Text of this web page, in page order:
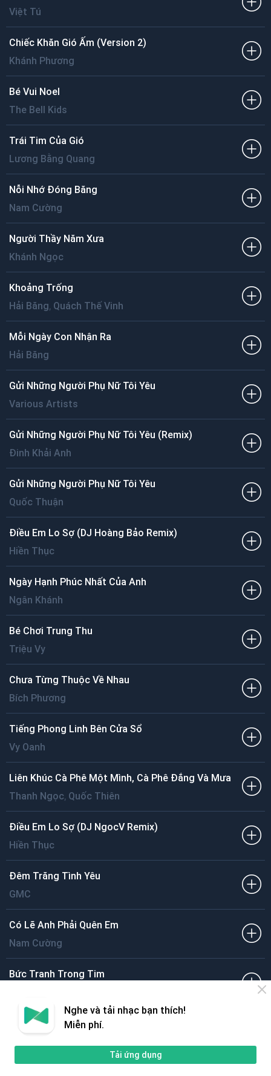
Việt Tú
Chiếc Khăn Gió Ấm (Version 2)
Khánh Phương
Bé Vui Noel
The Bell Kids
Trái Tim Của Gió
Lương Bằng Quang
Nỗi Nhớ Đóng Băng
Nam Cường
Người Thầy Năm Xưa
Khánh Ngọc
Khoảng Trống
Hải Băng, Quách Thế Vinh
Mỗi Ngày Con Nhận Ra
Hải Băng
Gửi Những Người Phụ Nữ Tôi Yêu
Various Artists
Gửi Những Người Phụ Nữ Tôi Yêu (Remix)
Đinh Khải Anh
Gửi Những Người Phụ Nữ Tôi Yêu
Quốc Thuận
Điều Em Lo Sợ (DJ Hoàng Bảo Remix)
Hiền Thục
Ngày Hạnh Phúc Nhất Của Anh
Ngân Khánh
Bé Chơi Trung Thu
Triệu Vy
Chưa Từng Thuộc Về Nhau
Bích Phương
Tiếng Phong Linh Bên Cửa Sổ
Vy Oanh
Liên Khúc Cà Phê Một Mình, Cà Phê Đắng Và Mưa
Thanh Ngọc, Quốc Thiên
Điều Em Lo Sợ (DJ NgocV Remix)
Hiền Thục
Đêm Trăng Tình Yêu
GMC
Có Lẽ Anh Phải Quên Em
Nam Cường
Bức Tranh Trong Tim
Con Nợ Mẹ
Nghe và tải nhạc bạn thích!
Miễn phí.
Tải ứng dụng